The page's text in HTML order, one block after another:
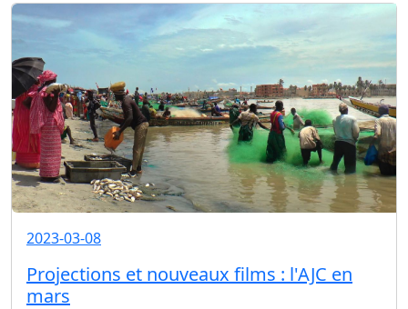
2023-03-08
Projections et nouveaux films : l'AJC en
mars